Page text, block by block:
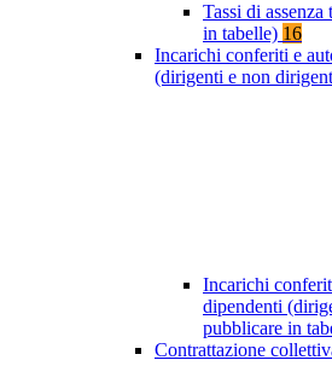
Tassi di
in tabelle) 16
Incarichi conferiti e
(dirigenti e non
Incarichi
dipendenti
pubblicare in
Contrattazione